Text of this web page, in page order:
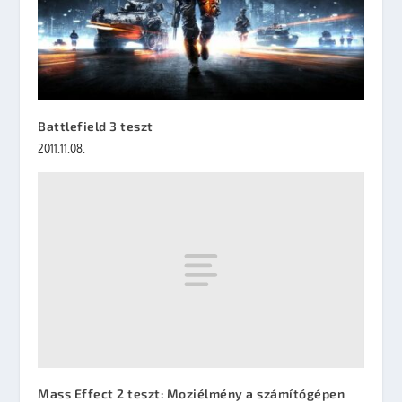
Battlefield 3 teszt
2011.11.08.
Mass Effect 2 teszt: Moziélmény a számítógépen